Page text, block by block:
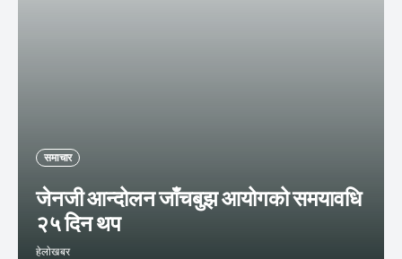
समाचार
जेनजी आन्दोलन जाँचबुझ आयोगको समयावधि
२५ दिन थप
हेलाेखबर